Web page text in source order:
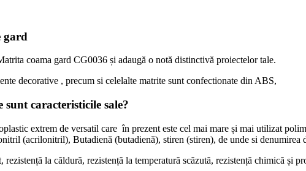
gard
coama gard CG0036 și adaugă o notă distinctivă proiectelor tale.
decorative , precum si celelalte matrite sunt confectionate din ABS,
sunt caracteristicile sale?
extrem de versatil care în prezent este cel mai mare și mai utilizat
(acrilonitril), Butadienă (butadienă), stiren (stiren), de unde si denumirea
rezistență la căldură, rezistență la temperatură scăzută, rezistență chimică și